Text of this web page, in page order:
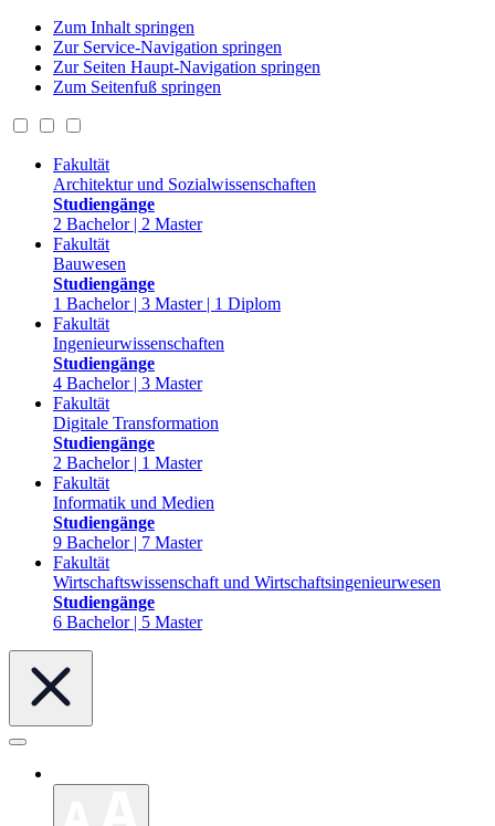
Zum Inhalt springen
Zur Service-Navigation springen
Zur Seiten Haupt-Navigation springen
Zum Seitenfuß springen
Fakultät
Architektur und Sozialwissenschaften
Studiengänge
2 Bachelor | 2 Master
Fakultät
Bauwesen
Studiengänge
1 Bachelor | 3 Master | 1 Diplom
Fakultät
Ingenieurwissenschaften
Studiengänge
4 Bachelor | 3 Master
Fakultät
Digitale Transformation
Studiengänge
2 Bachelor | 1 Master
Fakultät
Informatik und Medien
Studiengänge
9 Bachelor | 7 Master
Fakultät
Wirtschaftswissenschaft und Wirtschaftsingenieurwesen
Studiengänge
6 Bachelor | 5 Master